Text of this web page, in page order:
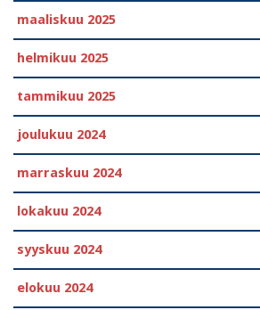
maaliskuu 2025
helmikuu 2025
tammikuu 2025
joulukuu 2024
marraskuu 2024
lokakuu 2024
syyskuu 2024
elokuu 2024